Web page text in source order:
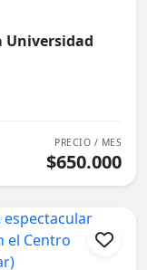
Universidad
PRECIO / MES
$650.000